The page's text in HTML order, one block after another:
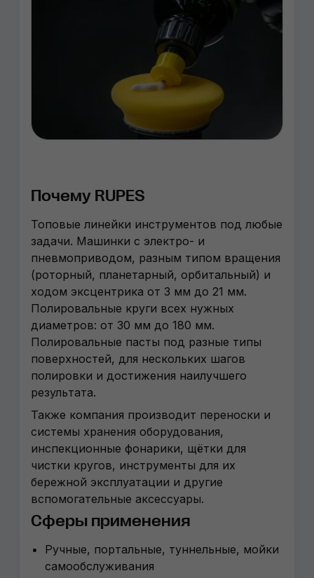
Почему RUPES
Топовые линейки инструментов под любые
задачи. Машинки с электро- и
пневмоприводом, разным типом вращения
(роторный, планетарный, орбитальный) и
ходом эксцентрика от 3 мм до 21 мм.
Полировальные круги всех нужных
диаметров: от 30 мм до 180 мм.
Полировальные пасты под разные типы
поверхностей, для нескольких шагов
полировки и достижения наилучшего
результата.
Также компания производит переноски и
системы хранения оборудования,
инспекционные фонарики, щётки для
чистки кругов, инструменты для их
бережной эксплуатации и другие
вспомогательные аксессуары.
Сферы применения
Ручные, портальные, туннельные, мойки
самообслуживания